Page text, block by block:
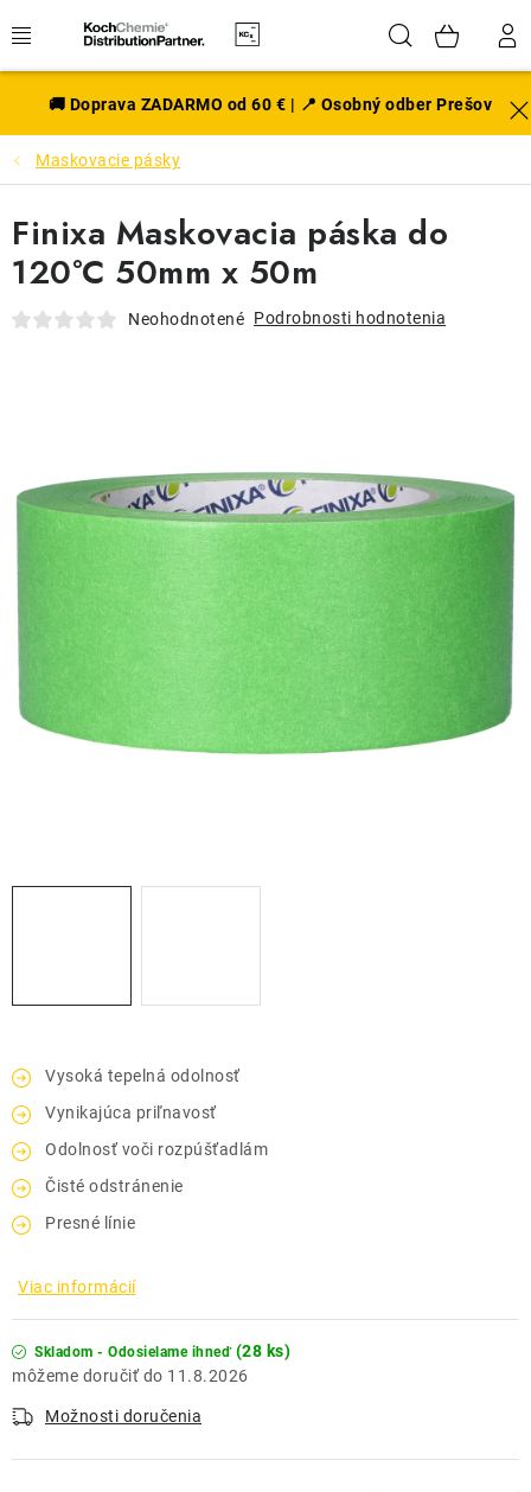
na
Hľadať
EXTERIÉR
DISKY A PNEU
INTERIÉR
PRÍSLUŠENSTVO
NOVINKY V SORTIMENTE
THE FINISHER
ČISTENIE A ÚDRŽBA LODÍ
ZNAČKY
🚚 Doprava ZADARMO od 60 € | 📍 Osobný odber Prešov
Maskovacie pásky
Vysoká tepelná odolnosť
Vynikajúca priľnavosť
Odolnosť voči rozpúšťadlám
Čisté odstránenie
Presné línie
Viac informácií
Skladom - Odosielame ihneď (28 ks)
11.8.2026
Možnosti doručenia
Finixa Maskovacia páska do
120°C 50mm x 50m
Neohodnotené Podrobnosti hodnotenia